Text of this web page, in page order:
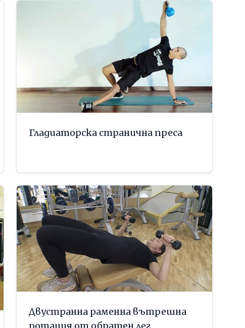
Гладиаторска странична преса
Двустранна раменна вътрешна
ротация от обратен лег